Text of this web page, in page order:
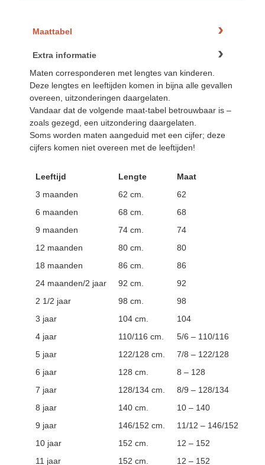
Maattabel
Extra informatie
Maten corresponderen met lengtes van kinderen.
Deze lengtes en leeftijden komen in bijna alle gevallen
overeen, uitzonderingen daargelaten.
Vandaar dat de volgende maat-tabel betrouwbaar is –
zoals gezegd, een uitzondering daargelaten.
Soms worden maten aangeduid met een cijfer; deze
cijfers komen niet overeen met de leeftijden!
Leeftijd Lengte
Maat
3 maanden
62 cm.
62
6 maanden
68 cm.
68
9 maanden
74 cm.
74
12 maanden
80 cm.
80
18 maanden
86 cm.
86
24 maanden/2 jaar
92 cm.
92
2 1/2 jaar
98 cm.
98
3 jaar
104 cm.
104
4 jaar
110/116 cm.
5/6 – 110/116
5 jaar
122/128 cm.
7/8 – 122/128
6 jaar
128 cm.
8 – 128
7 jaar
128/134 cm.
8/9 – 128/134
8 jaar
140 cm.
10 – 140
9 jaar
146/152 cm.
11/12 – 146/152
10 jaar
152 cm.
12 – 152
11 jaar
152 cm. 12 – 152